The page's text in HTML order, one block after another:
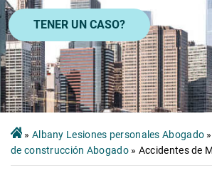
TENER UN CASO?
» Albany Lesiones personales Abogado
de construcción Abogado» Accidentes de